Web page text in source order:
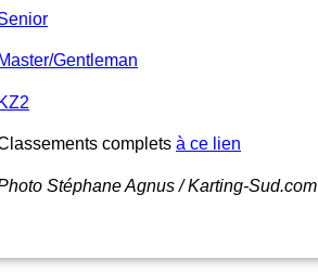
Master/Gentleman
KZ2
complets à ce lien
Stéphane Agnus / Karting-Sud.com